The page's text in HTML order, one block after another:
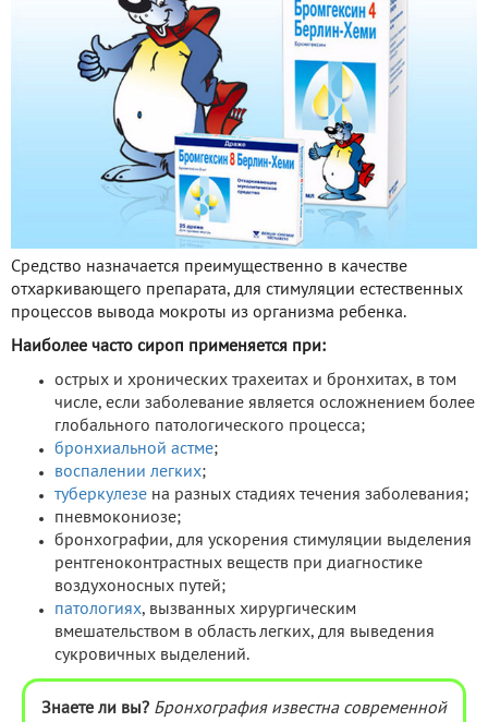
Средство назначается преимущественно в качестве
отхаркивающего препарата, для стимуляции естественных
процессов вывода мокроты из организма ребенка.
Наиболее часто сироп применяется при:
острых и хронических трахеитах и бронхитах, в том
числе, если заболевание является осложнением более
глобального патологического процесса;
бронхиальной астме;
воспалении легких;
туберкулезе на разных стадиях течения заболевания;
пневмокониозе;
бронхографии, для ускорения стимуляции выделения
рентгеноконтрастных веществ при диагностике
воздухоносных путей;
патологиях, вызванных хирургическим
вмешательством в область легких, для выведения
сукровичных выделений.
Знаете ли вы? Бронхография известна современной